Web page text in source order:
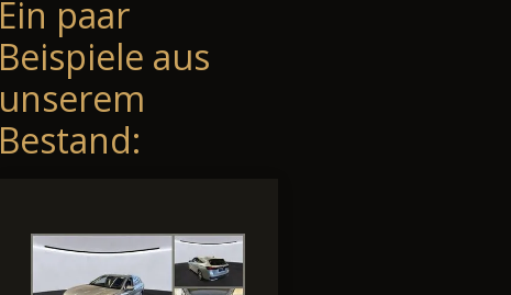
Ein paar
Beispiele aus
unserem
Bestand: